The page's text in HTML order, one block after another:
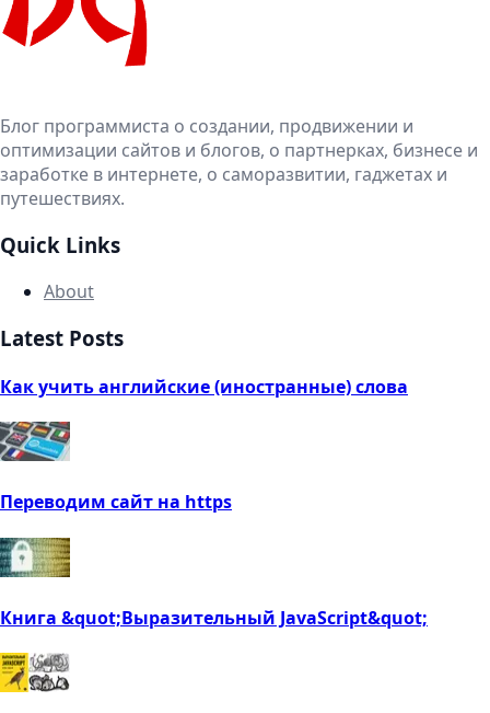
Блог программиста о создании, продвижении и
оптимизации сайтов и блогов, о партнерках, бизнесе и
заработке в интернете, о саморазвитии, гаджетах и
путешествиях.
Quick Links
About
Latest Posts
Как учить английские (иностранные) слова
Переводим сайт на https
Книга &quot;Выразительный JavaScript&quot;